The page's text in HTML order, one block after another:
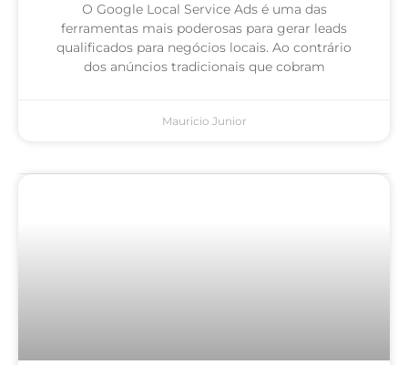
O Google Local Service Ads é uma das
ferramentas mais poderosas para gerar leads
qualificados para negócios locais. Ao contrário
dos anúncios tradicionais que cobram
Mauricio Junior